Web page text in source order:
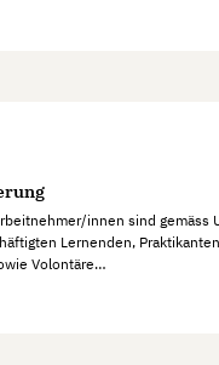
innen sind gemäss
Lernenden,
Volontäre…